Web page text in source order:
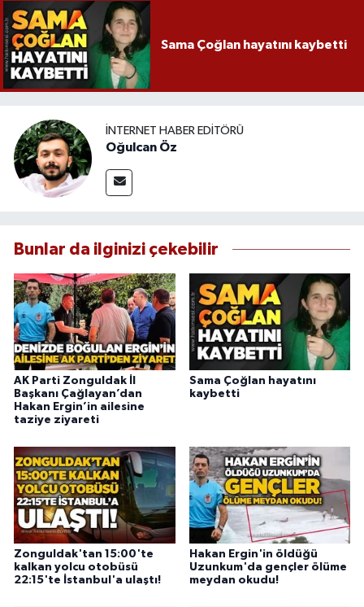
Sama Çoğlan hayatını kaybetti
İNTERNET HABER EDITÖRÜ
Oğulcan Öz
Bunlar da ilginizi çekebilir
AK Parti Zonguldak İl
Başkanı Çağlayan’dan
Hakan Ergin’in ailesine
taziye ziyareti
Sama Çoğlan hayatını
kaybetti
Zonguldak'tan 15:00'te
kalkan yolcu otobüsü
22:15'te İstanbul'a ulaştı!
Hakan Ergin'in öldüğü
Uzunkum'da gençler ölüme
meydan okudu!